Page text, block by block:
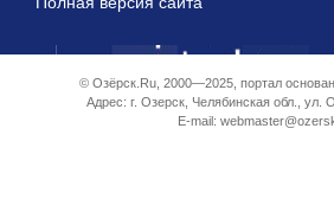
© Озёрск.Ru, 2000—2025, портал основан
Адрес: г. Озерск, Челябинская обл., ул.
E-mail: